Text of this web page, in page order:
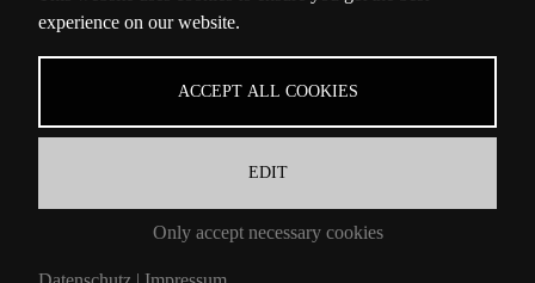
Presse
Über Uns
Ella-Barowsky-Str. 47 10829 Berlin
experience on our website.
ACCEPT ALL COOKIES
EDIT
Only accept necessary cookies